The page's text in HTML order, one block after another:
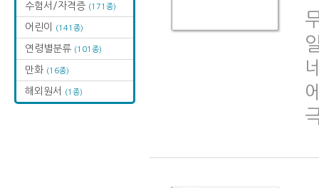
수험서/자격증 (171종)
어린이 (141종)
연령별분류 (101종)
만화 (16종)
해외원서 (1종)